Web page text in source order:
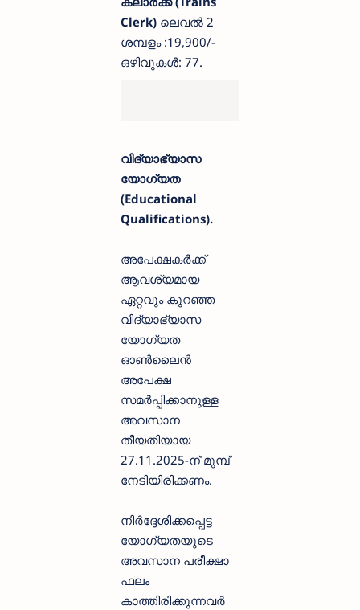
Clerk) ലെവൽ 2
ശമ്പളം :19,900/-
ഒഴിവുകൾ: 77.
വിദ്യാഭ്യാസ
യോഗ്യത
(Educational
Qualifications).
അപേക്ഷകർക്ക്
ആവശ്യമായ
ഏറ്റവും കുറഞ്ഞ
വിദ്യാഭ്യാസ
യോഗ്യത
ഓൺലൈൻ
അപേക്ഷ
സമർപ്പിക്കാനുള്ള
അവസാന
തീയതിയായ
27.11.2025-ന് മുമ്പ്
നേടിയിരിക്കണം.
നിർദ്ദേശിക്കപ്പെട്ട
യോഗ്യതയുടെ
അവസാന പരീക്ഷാ
ഫലം
കാത്തിരിക്കുന്നവർ